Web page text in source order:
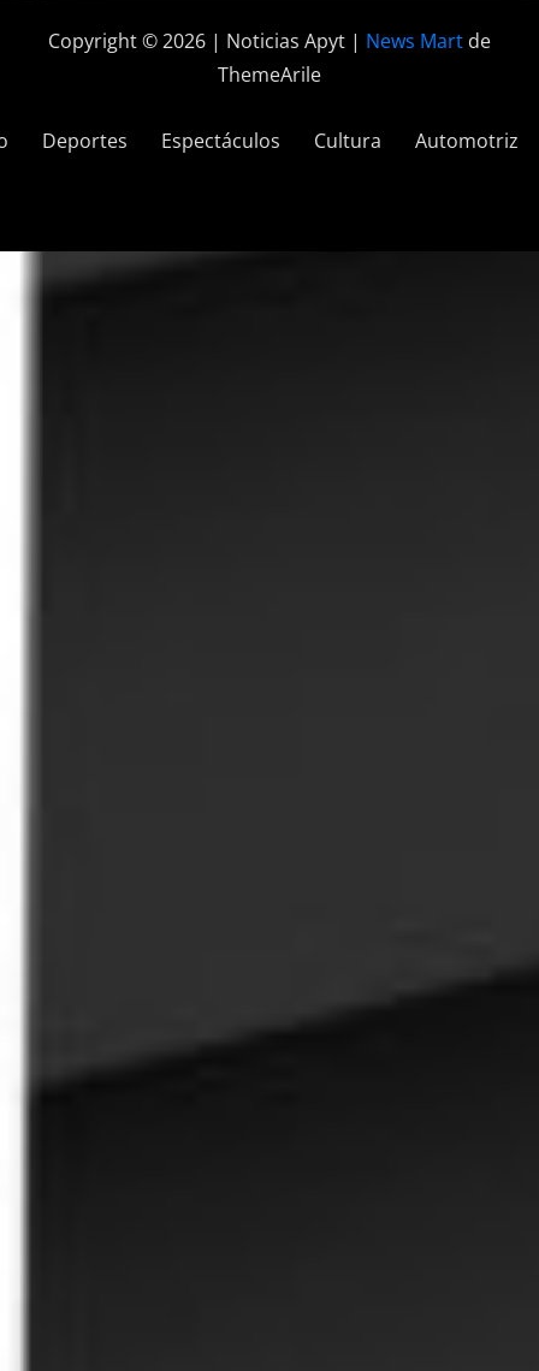
Copyright © 2026 | Noticias Apyt | News Mart de
ThemeArile
Deportes Espectáculos Cultura Automotriz